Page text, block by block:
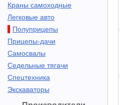
Краны самоходные
Легковые авто
Полуприцепы
Прицепы-дачи
Самосвалы
Седельные тягачи
Спецтехника
Экскаваторы